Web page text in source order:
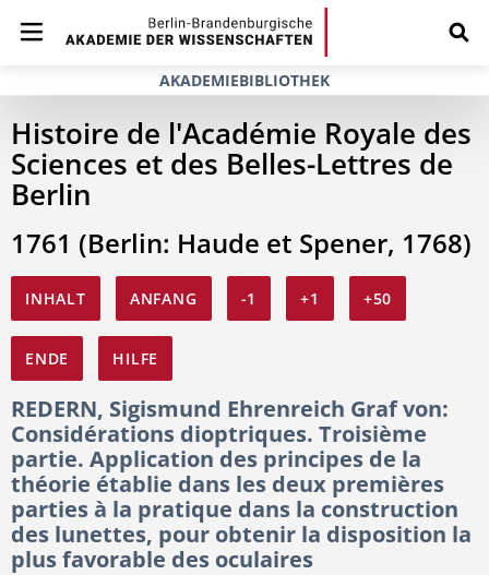
AKADEMIEBIBLIOTHEK
Histoire de l'Académie Royale des
Sciences et des Belles-Lettres de
Berlin
1761 (Berlin: Haude et Spener, 1768)
INHALT ANFANG -1 +1 +50
ENDE HILFE
REDERN, Sigismund Ehrenreich Graf von:
Considérations dioptriques. Troisième
partie. Application des principes de la
théorie établie dans les deux premières
parties à la pratique dans la construction
des lunettes, pour obtenir la disposition la
plus favorable des oculaires